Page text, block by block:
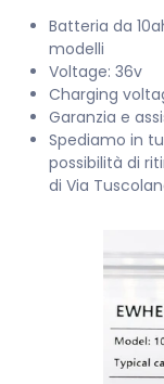
Batteria da
modelli
Voltage: 36v
Charging
Garanzia e
Spediamo in
possibilità di
di Via